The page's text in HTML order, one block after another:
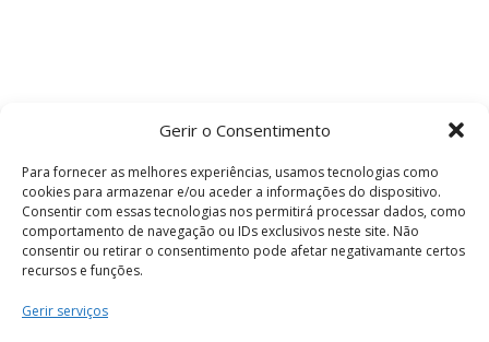
Gerir o Consentimento
Para fornecer as melhores experiências, usamos tecnologias como
cookies para armazenar e/ou aceder a informações do dispositivo.
Consentir com essas tecnologias nos permitirá processar dados, como
comportamento de navegação ou IDs exclusivos neste site. Não
consentir ou retirar o consentimento pode afetar negativamante certos
recursos e funções.
Gerir serviços
Termos e Condições